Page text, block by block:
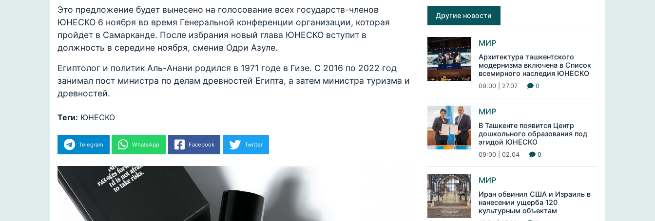
Это предложение будет вынесено на голосование всех государств-членов
ЮНЕСКО 6 ноября во время Генеральной конференции организации, которая
пройдет в Самарканде. После избрания новый глава ЮНЕСКО вступит в
должность в середине ноября, сменив Одри Азуле.
Египтолог и политик Аль-Анани родился в 1971 годе в Гизе. С 2016 по 2022 год
занимал пост министра по делам древностей Египта, а затем министра туризма и
древностей.
Теги: ЮНЕСКО
Telegram WhatsApp Facebook Twitter
Другие новости
МИР
Архитектура ташкентского
модернизма включена в Список
всемирного наследия ЮНЕСКО
09:00 | 27.07 0
МИР
В Ташкенте появится Центр
дошкольного образования под
эгидой ЮНЕСКО
09:00 | 02.04 0
МИР
Иран обвинил США и Израиль в
нанесении ущерба 120
культурным объектам